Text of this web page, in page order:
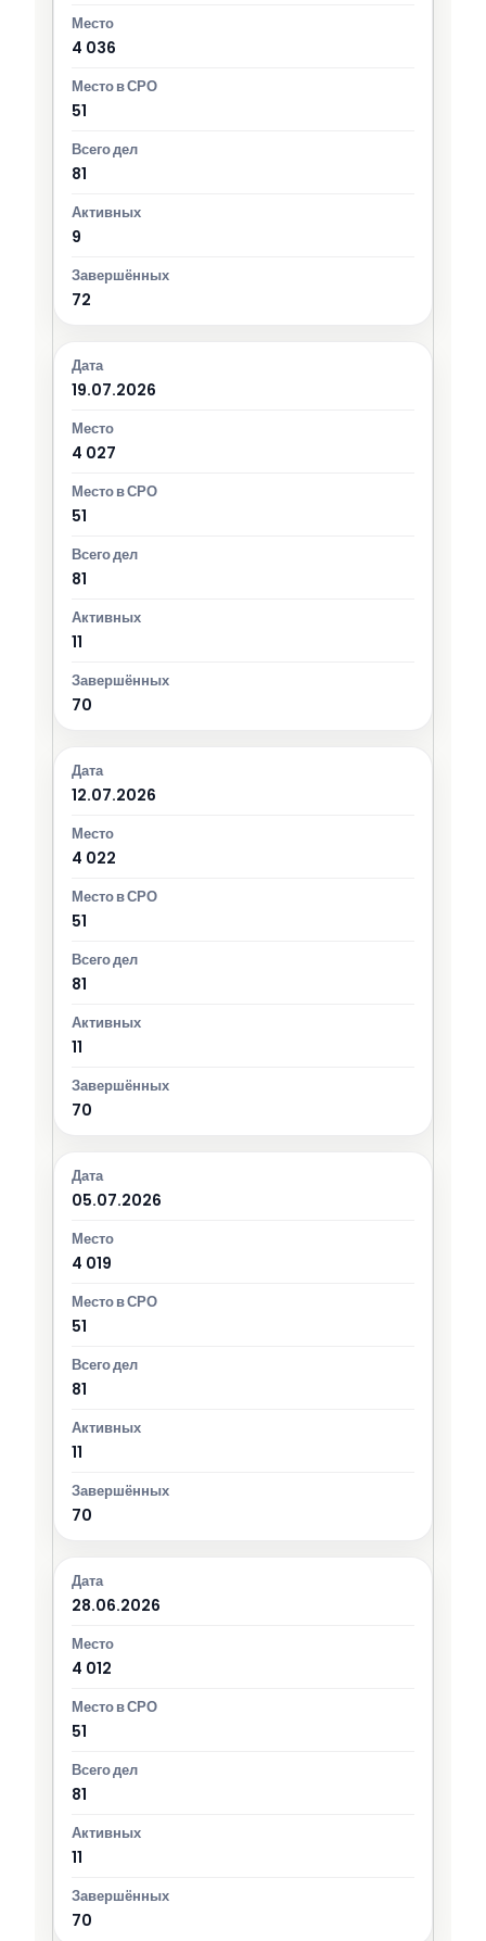
4 036
51
81
9
72
19.07.2026
4 027
51
81
11
70
12.07.2026
4 022
51
81
11
70
05.07.2026
4 019
51
81
11
70
28.06.2026
4 012
51
81
11
70